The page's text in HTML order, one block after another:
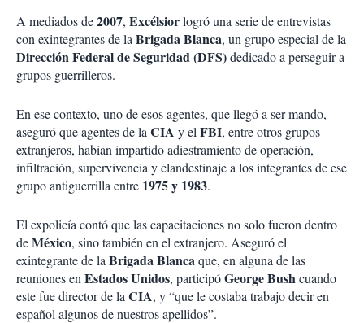
A mediados de2007, Excélsiorlogró una serie de entrevistas
con exintegrantes de la Brigada Blanca, un grupo especial de la
Dirección Federal de Seguridad (DFS)dedicado a perseguir a
grupos guerrilleros.
En ese contexto, uno de esos agentes, que llegó a ser mando,
aseguró que agentes de la CIA y el FBI, entre otros grupos
extranjeros, habían impartido adiestramiento de operación,
infiltración, supervivencia y clandestinaje a los integrantes de ese
grupo antiguerrilla entre 1975 y 1983.
El expolicía contó que las capacitaciones no solo fueron dentro
deMéxico, sino también en el extranjero. Aseguró el
exintegrante de la Brigada Blancaque, en alguna de las
reuniones en Estados Unidos, participóGeorge Bushcuando
este fue director de la CIA, y “que le costaba trabajo decir en
español algunos de nuestros apellidos”.